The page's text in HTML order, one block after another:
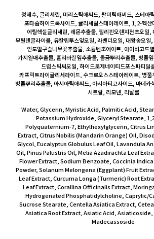
정제수, 글리세린, 미리스틱애씨드, 팔미틱애씨드, 스테아
포타슘하이드록사이드, 글리세릴스테아레이트, 1,2-헥산
에틸헥실글리세린, 레몬추출물, 필리핀오렌지전초오일,
부틸렌글라이콜, 유칼립투스잎오일, 라벤더오일, 대왕송오일
인도멀구슬나무꽃추출물, 소듐벤조에이트, 아이비고드
가지열매추출물, 홀리바질잎추출물, 울금뿌리추출물, 병풀
드럼스틱씨오일, 하이드로제네이티드포스파티딜
카프릭트라이글리세라이드, 수크로오스스테아레이트, 병풀
병풀뿌리추출물, 아시아틱애씨드, 아시아티코사이드, 마데카
시트랄, 리모넨, 리날룰
Water, Glycerin, Myristic Acid, Palmitic Acid,
Potassium Hydroxide, Glyceryl Stearate,
Polyquaternium-7, Ethylhexylglycerin, Citrus
Extract, Citrus Nobilis (Mandarin Orange) Oil,
Glycol, Eucalyptus Globulus Leaf Oil, Lavandula
Oil, Pinus Palustris Oil, Melia Azadirachta Leaf
Flower Extract, Sodium Benzoate, Coccinia
Powder, Solanum Melongena (Eggplant) Fruit
Leaf Extract, Curcuma Longa (Turmeric) Root
Leaf Extract, Corallina Officinalis Extract,
Hydrogenated Phosphatidylcholine, Caprylic/
Sucrose Stearate, Centella Asiatica Extract,
Asiatica Root Extract, Asiatic Acid, Asiaticoside,
Madecassoside